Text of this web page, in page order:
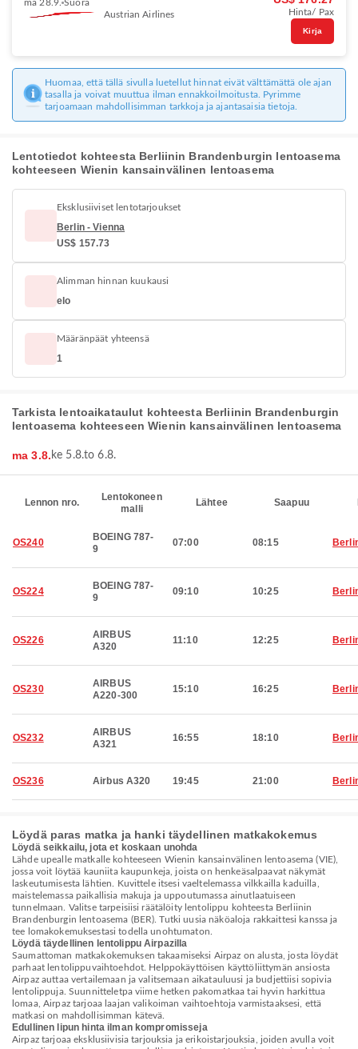
ma 28.9. Suora
Austrian Airlines
Hinta/ Pax
Kirja
Huomaa, että tällä sivulla luetellut hinnat eivät välttämättä ole ajan
tasalla ja voivat muuttua ilman ennakkoilmoitusta. Pyrimme
tarjoamaan mahdollisimman tarkkoja ja ajantasaisia tietoja.
Lentotiedot kohteesta Berliinin Brandenburgin lentoasema
kohteeseen Wienin kansainvälinen lentoasema
Eksklusiiviset lentotarjoukset
Berlin - Vienna
US$ 157.73
Alimman hinnan kuukausi
elo
Määränpäät yhteensä
1
Tarkista lentoaikataulut kohteesta Berliinin Brandenburgin
lentoasema kohteeseen Wienin kansainvälinen lentoasema
ma 3.8. ke 5.8.to 6.8.
Lennon nro.
Lentokoneen
malli
Lähtee Saapuu
OS240
BOEING 787-
9
07:00 08:15
OS224
BOEING 787-
9
09:10 10:25
OS226
AIRBUS
A320
11:10 12:25
OS230
AIRBUS
A220-300
15:10 16:25
OS232
AIRBUS
A321
16:55 18:10
OS236 Airbus A320 19:45 21:00
Löydä paras matka ja hanki täydellinen matkakokemus
Löydä seikkailu, jota et koskaan unohda
Lähde upealle matkalle kohteeseen Wienin kansainvälinen lentoasema (VIE),
jossa voit löytää kauniita kaupunkeja, joista on henkeäsalpaavat näkymät
laskeutumisesta lähtien. Kuvittele itsesi vaeltelemassa vilkkailla kaduilla,
maistelemassa paikallisia makuja ja uppoutumassa ainutlaatuiseen
tunnelmaan. Valitse tarpeisiisi räätälöity lentolippu kohteesta Berliinin
Brandenburgin lentoasema (BER). Tutki uusia näköaloja rakkaittesi kanssa ja
tee lomakokemuksestasi todella unohtumaton.
Löydä täydellinen lentolippu Airpazilla
Saumattoman matkakokemuksen takaamiseksi Airpaz on alusta, josta löydät
parhaat lentolippuvaihtoehdot. Helppokäyttöisen käyttöliittymän ansiosta
Airpaz auttaa vertailemaan ja valitsemaan aikatauluusi ja budjettiisi sopivia
lentolippuja. Suunnitteletpa viime hetken pakomatkaa tai hyvin harkittua
lomaa, Airpaz tarjoaa laajan valikoiman vaihtoehtoja varmistaaksesi, että
matkasi on mahdollisimman kätevä.
Edullinen lipun hinta ilman kompromisseja
Airpaz tarjoaa eksklusiivisia tarjouksia ja erikoistarjouksia, joiden avulla voit